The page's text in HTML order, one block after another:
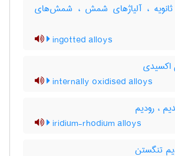
، آلیاژهای شمش ، شمش‌های
ingotted alloys
اکسیدی
internally oxidised alloys
، رودیم
iridium-rhodium alloys
تنگستن